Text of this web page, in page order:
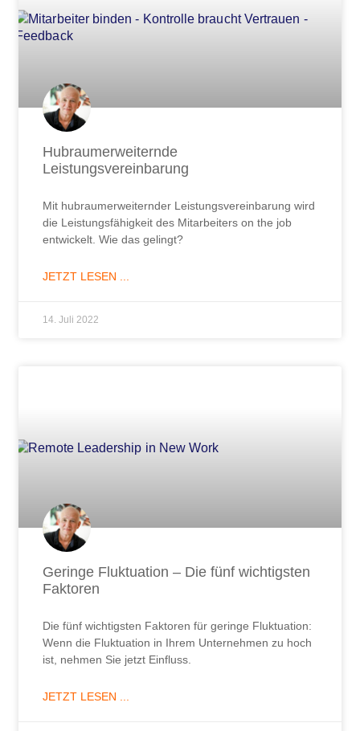
Hubraumerweiternde
Leistungsvereinbarung
Mit hubraumerweiternder Leistungsvereinbarung wird
die Leistungsfähigkeit des Mitarbeiters on the job
entwickelt. Wie das gelingt?
JETZT LESEN ...
14. Juli 2022
Geringe Fluktuation – Die fünf wichtigsten
Faktoren
Die fünf wichtigsten Faktoren für geringe Fluktuation:
Wenn die Fluktuation in Ihrem Unternehmen zu hoch
ist, nehmen Sie jetzt Einfluss.
JETZT LESEN ...